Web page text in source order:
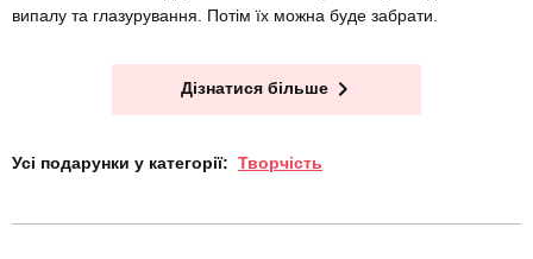
випалу та глазурування. Потім їх можна буде забрати.
Дізнатися більше
Усі подарунки у категорії: Творчість